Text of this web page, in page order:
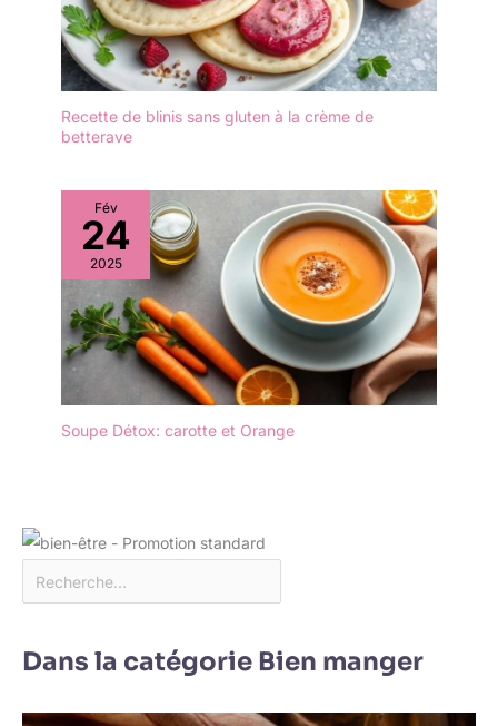
Recette de blinis sans gluten à la crème de
betterave
Fév
24
2025
Soupe Détox: carotte et Orange
Dans la catégorie Bien manger